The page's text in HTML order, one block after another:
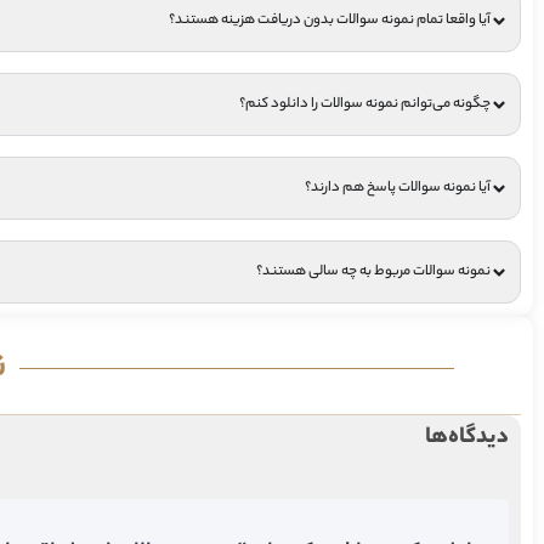
آیا واقعا تمام نمونه سوالات بدون دریافت هزینه هستند؟
چگونه می‌توانم نمونه سوالات را دانلود کنم؟
آیا نمونه سوالات پاسخ هم دارند؟
نمونه سوالات مربوط به چه سالی هستند؟
دیدگاه‌ها